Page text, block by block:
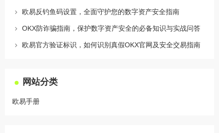
欧易反钓鱼码设置，全面守护您的数字资产安全指南
OKX防诈骗指南，保护数字资产安全的必备知识与实战问答
欧易官方验证标识，如何识别真假OKX官网及安全交易指南
网站分类
欧易手册